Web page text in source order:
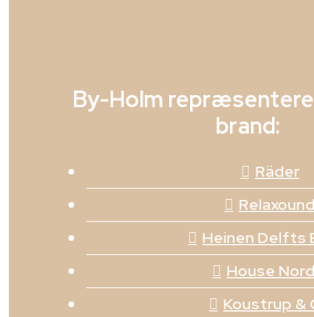
By-Holm
brand:
Räder
Relaxound
Heinen Delfts
House
Koustrup &